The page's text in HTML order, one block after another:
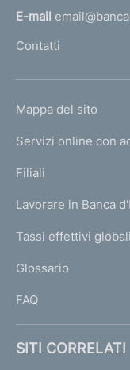
l
'
m
e
a
g
E-mail
Contatti
L
N
K
T
I
I
Mappa del sito
Servizi online con
Filiali
Lavorare in Banca
Tassi effettivi
Glossario
FAQ
SITI CORRELATI